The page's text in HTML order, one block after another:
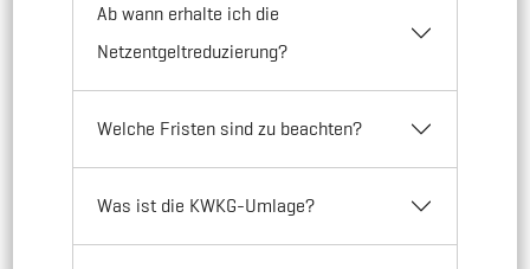
Ab wann erhalte ich die
Netzentgeltreduzierung?
Welche Fristen sind zu beachten?
Was ist die KWKG-Umlage?